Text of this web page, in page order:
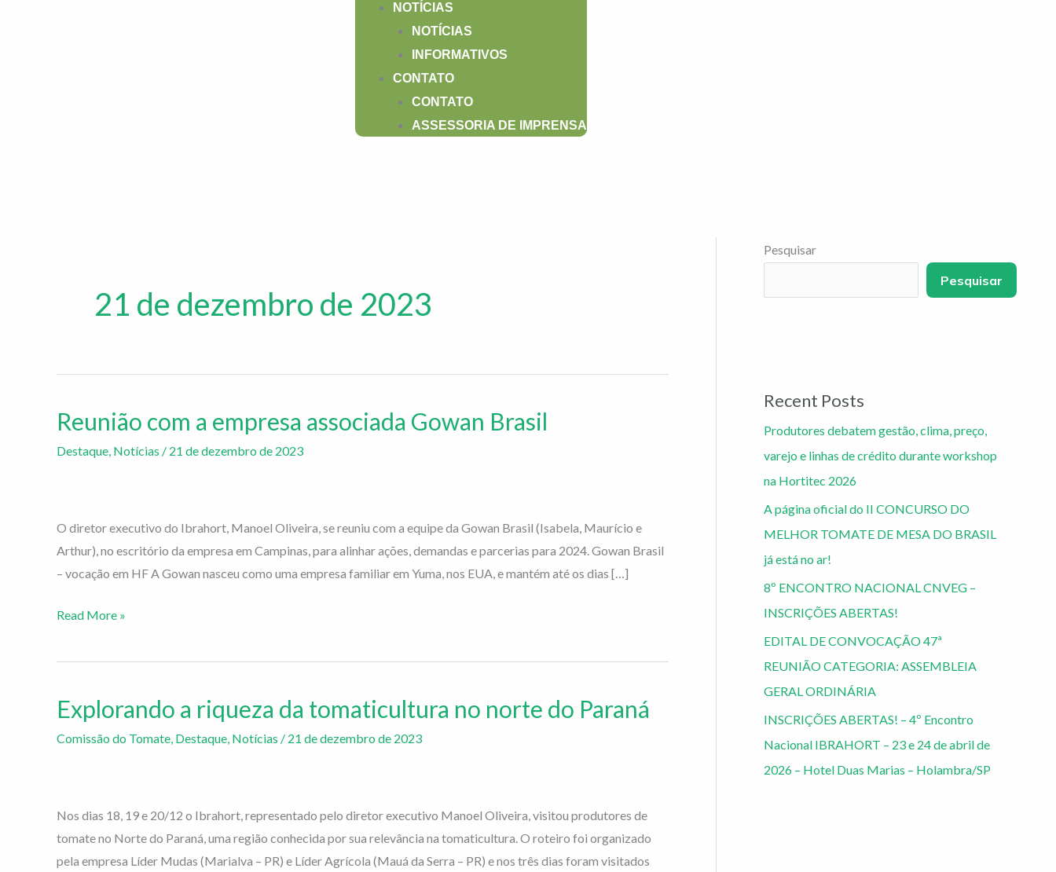
NOTÍCIAS
NOTÍCIAS
INFORMATIVOS
CONTATO
CONTATO
ASSESSORIA DE IMPRENSA
21 de dezembro de 2023
Reunião com a empresa associada Gowan Brasil
Destaque, Notícias / 21 de dezembro de 2023
O diretor executivo do Ibrahort, Manoel Oliveira, se reuniu com a equipe da Gowan Brasil (Isabela, Maurício e
Arthur), no escritório da empresa em Campinas, para alinhar ações, demandas e parcerias para 2024. Gowan Brasil
– vocação em HF A Gowan nasceu como uma empresa familiar em Yuma, nos EUA, e mantém até os dias […]
Reunião
Gowan
Brasil
Read More »
Explorando a riqueza da tomaticultura no norte do Paraná
Comissão do Tomate, Destaque, Notícias / 21 de dezembro de 2023
Nos dias 18, 19 e 20/12 o Ibrahort, representado pelo diretor executivo Manoel Oliveira, visitou produtores de
tomate no Norte do Paraná, uma região conhecida por sua relevância na tomaticultura. O roteiro foi organizado
pela empresa Líder Mudas (Marialva – PR) e Líder Agrícola (Mauá da Serra – PR) e nos três dias foram visitados
Explorando
no
norte
do
Pesquisar
Pesquisar
Recent Posts
Produtores debatem gestão, clima, preço,
varejo e linhas de crédito durante workshop
na Hortitec 2026
A página oficial do II CONCURSO DO
MELHOR TOMATE DE MESA DO BRASIL
já está no ar!
8º ENCONTRO NACIONAL CNVEG –
INSCRIÇÕES ABERTAS!
EDITAL DE CONVOCAÇÃO 47ª
REUNIÃO CATEGORIA: ASSEMBLEIA
GERAL ORDINÁRIA
INSCRIÇÕES ABERTAS! – 4º Encontro
Nacional IBRAHORT – 23 e 24 de abril de
2026 – Hotel Duas Marias – Holambra/SP